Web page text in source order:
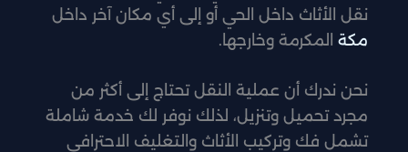
نقل الأثاث داخل الحي أو إلى أي مكان آخر داخل
مكة المكرمة وخارجها.
نحن ندرك أن عملية النقل تحتاج إلى أكثر من
مجرد تحميل وتنزيل، لذلك نوفر لك خدمة شاملة
تشمل فك وتركيب الأثاث والتغليف الاحترافي